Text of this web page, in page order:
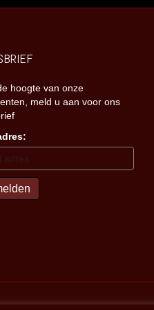
hoogte van onze
meld u aan voor ons